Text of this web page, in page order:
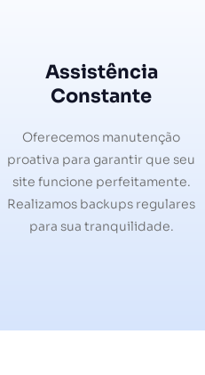
Assistência
Constante
Oferecemos manutenção
proativa para garantir que seu
site funcione perfeitamente.
Realizamos backups regulares
para sua tranquilidade.